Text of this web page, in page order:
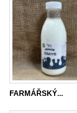
FARMÁŘSKÝ...